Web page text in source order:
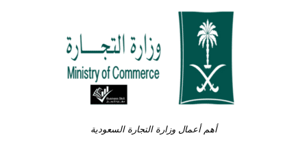
أهم أعمال وزارة التجارة السعودية